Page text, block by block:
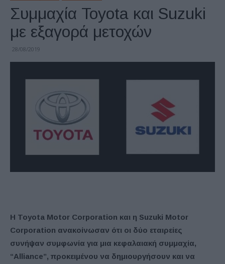
Συμμαχία Toyota και Suzuki
με εξαγορά μετοχών
28/08/2019
Η Toyota Motor Corporation και η Suzuki Motor
Corporation ανακοίνωσαν ότι οι δύο εταιρείες
συνήψαν συμφωνία για μια κεφαλαιακή συμμαχία,
“Alliance”, προκειμένου να δημιουργήσουν και να